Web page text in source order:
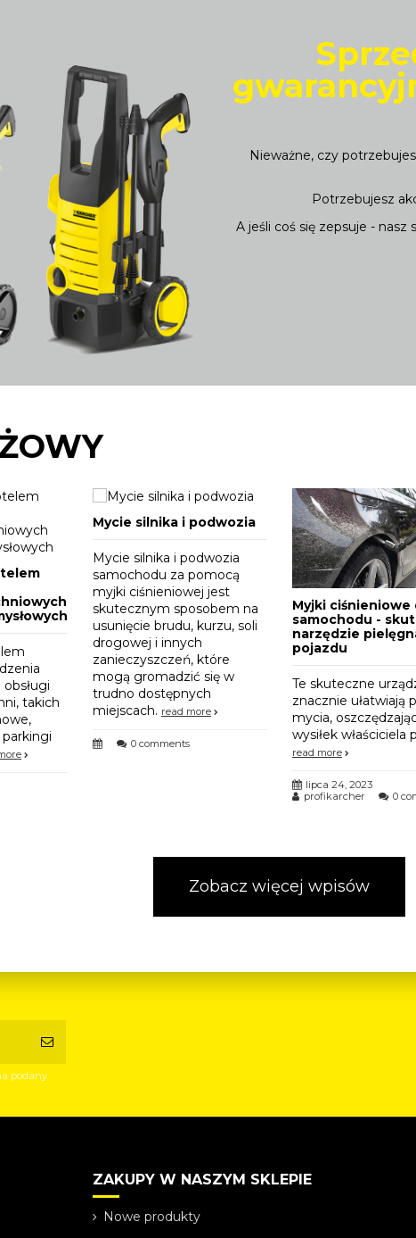
Nieważne, czy
Potrzebujesz
A jeśli coś się zepsuje -
takich
Mycie silnika i podwozia
Mycie silnika i podwozia
samochodu za pomocą
myjki ciśnieniowej jest
skutecznym sposobem na
usunięcie brudu, kurzu, soli
drogowej i innych
zanieczyszczeń, które
mogą gromadzić się w
trudno dostępnych
miejscach. read more
0 comments
Myjki ciśnieniowe
samochodu -
narzędzie
pojazdu
Te skuteczne
znacznie ułatwiają
mycia,
wysiłek właściciela
read more
lipca 24, 2023
profikarcher
0
Zobacz więcej wpisów
podany
ZAKUPY W NASZYM SKLEPIE
Nowe produkty